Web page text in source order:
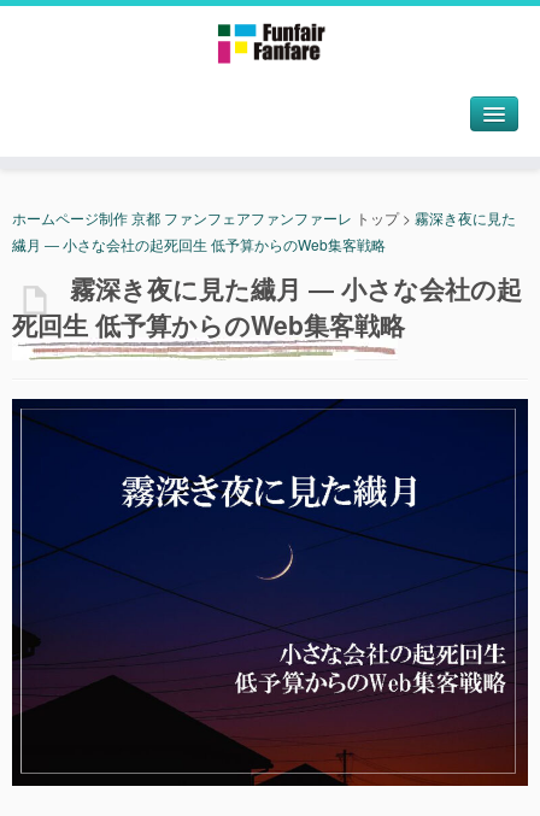
ホームページ制作 京都 ファンフェアファンファーレ トップ> 霧深き夜に見た
繊月 ― 小さな会社の起死回生 低予算からのWeb集客戦略
霧深き夜に見た繊月 ― 小さな会社の起
死回生 低予算からのWeb集客戦略